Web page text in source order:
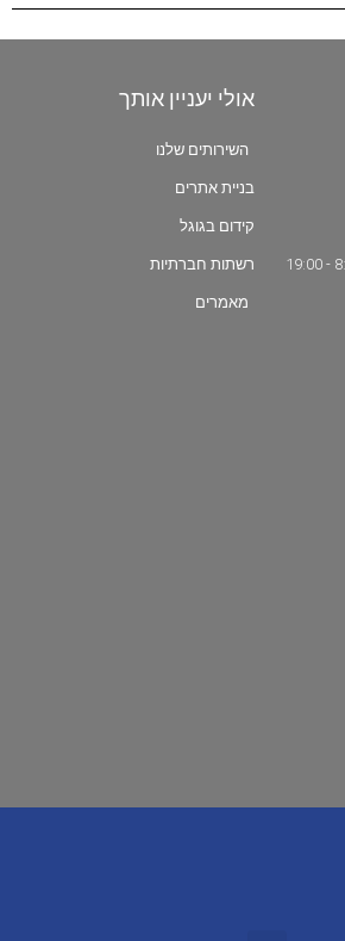
אולי יעניין אותך
השירותים שלנו
בניית אתרים
קידום בגוגל
רשתות חברתיות
מאמרים